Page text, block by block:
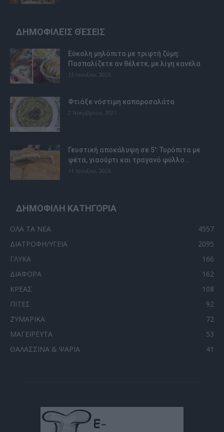
ΔΗΜΟΦΙΛΕΊΣ ΘΈΣΕΙΣ
Εύκολη μηλόπιτα με τριφτή ζύμη:
Πασπαλίζετε αν θέλετε, με λίγη κανέλα
13 Ιουνίου, 2026
Φτιάξε νόστιμη καπαροσαλάτα
2 Νοεμβρίου, 2021
Γευστική αποκάλυψη σε 5′: Τυρόπιτα με
φέτα, γιαούρτι και τραγανό φύλλο...
11 Ιουνίου, 2026
ΔΗΜΟΦΙΛΗ ΚΑΤΗΓΟΡΙΑ
ΟΛΑ ΤΑ ΝΕΑ
4557
ΔΙΑΤΡΟΦΗ/ΥΓΕΙΑ
2095
ΓΛΥΚΑ
166
ΔΙΑΦΟΡΑ
162
ΚΡΕΑΣ
108
ΠΙΤΕΣ
92
ΖΥΜΑΡΙΚΑ
72
ΜΑΓΕΙΡΕΥΤΑ
53
ΘΑΛΑΣΣΙΝΑ & ΨΑΡΙΑ
41